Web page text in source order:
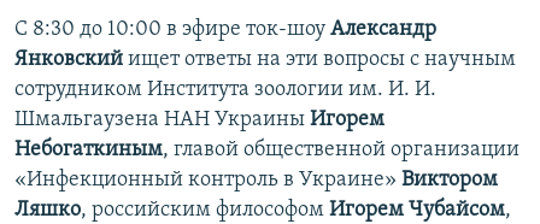
С 8:30 до 10:00 в эфире ток-шоу Александр
Янковский ищет ответы на эти вопросы с научным
сотрудником Института зоологии им. И. И.
Шмальгаузена НАН Украины Игорем
Небогаткиным, главой общественной организации
«Инфекционный контроль в Украине» Виктором
Ляшко, российским философом Игорем Чубайсом,